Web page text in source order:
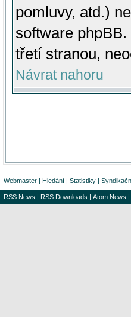
pomluvy, atd.)
software
třetí stranou,
Návrat nahoru
Webmaster | Hledání | Statistiky |
RSS News | RSS Downloads | Atom News |